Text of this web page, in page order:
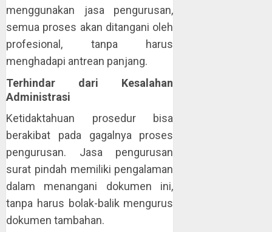
menggunakan jasa pengurusan,
semua proses akan ditangani oleh
profesional, tanpa harus
menghadapi antrean panjang.
Terhindar dari Kesalahan
Administrasi
Ketidaktahuan prosedur bisa
berakibat pada gagalnya proses
pengurusan. Jasa pengurusan
surat pindah memiliki pengalaman
dalam menangani dokumen ini,
tanpa harus bolak-balik mengurus
dokumen tambahan.